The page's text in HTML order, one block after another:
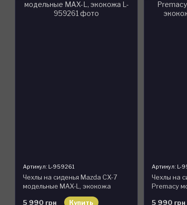
Артикул: L-959261
Чехлы на сиденья Mazda CX-7
модельные MAX-L, экокожа
5 990 грн Купить
Артикул: L-
Чехлы на
Premacy
5 990 грн